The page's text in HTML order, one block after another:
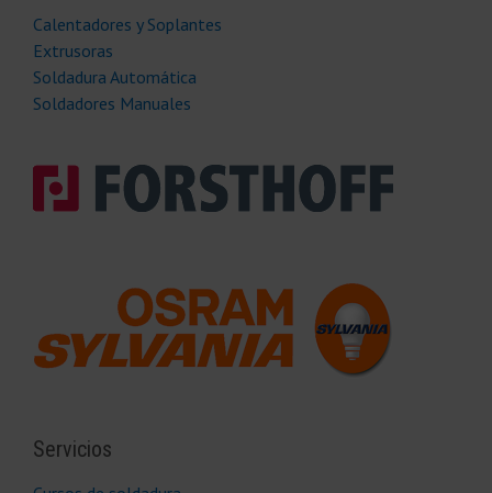
Calentadores y Soplantes
Extrusoras
Soldadura Automática
Soldadores Manuales
Servicios